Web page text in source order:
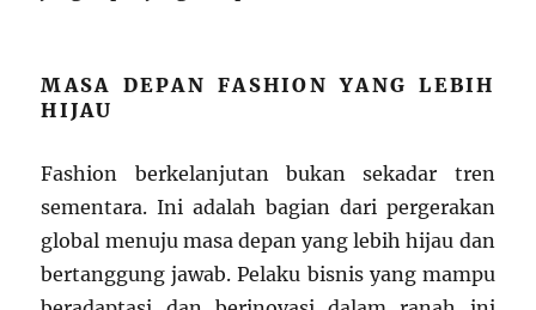
MASA DEPAN FASHION YANG LEBIH
HIJAU
Fashion berkelanjutan bukan sekadar tren
sementara. Ini adalah bagian dari pergerakan
global menuju masa depan yang lebih hijau dan
bertanggung jawab. Pelaku bisnis yang mampu